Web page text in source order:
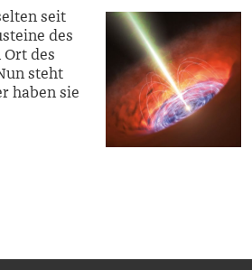
seit
des
Ort des
steht
haben sie